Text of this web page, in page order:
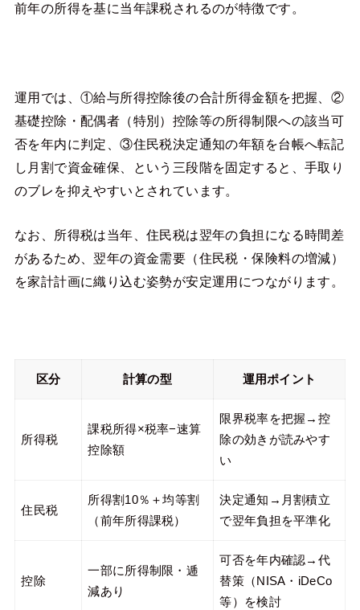
前年の所得を基に当年課税されるのが特徴です。
運用では、①給与所得控除後の合計所得金額を把握、②
基礎控除・配偶者（特別）控除等の所得制限への該当可
否を年内に判定、③住民税決定通知の年額を台帳へ転記
し月割で資金確保、という三段階を固定すると、手取り
のブレを抑えやすいとされています。
なお、所得税は当年、住民税は翌年の負担になる時間差
があるため、翌年の資金需要（住民税・保険料の増減）
を家計計画に織り込む姿勢が安定運用につながります。
区分 計算の型 運用ポイント
所得税
課税所得×税率−速算
控除額
限界税率を把握→控
除の効きが読みやす
い
住民税
所得割10％＋均等割
（前年所得課税）
決定通知→月割積立
で翌年負担を平準化
控除
一部に所得制限・逓
減あり
可否を年内確認→代
替策（NISA・iDeCo
等）を検討